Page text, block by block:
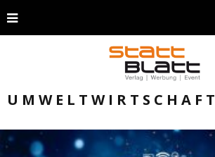
UMWELTWIRTSCHAFT